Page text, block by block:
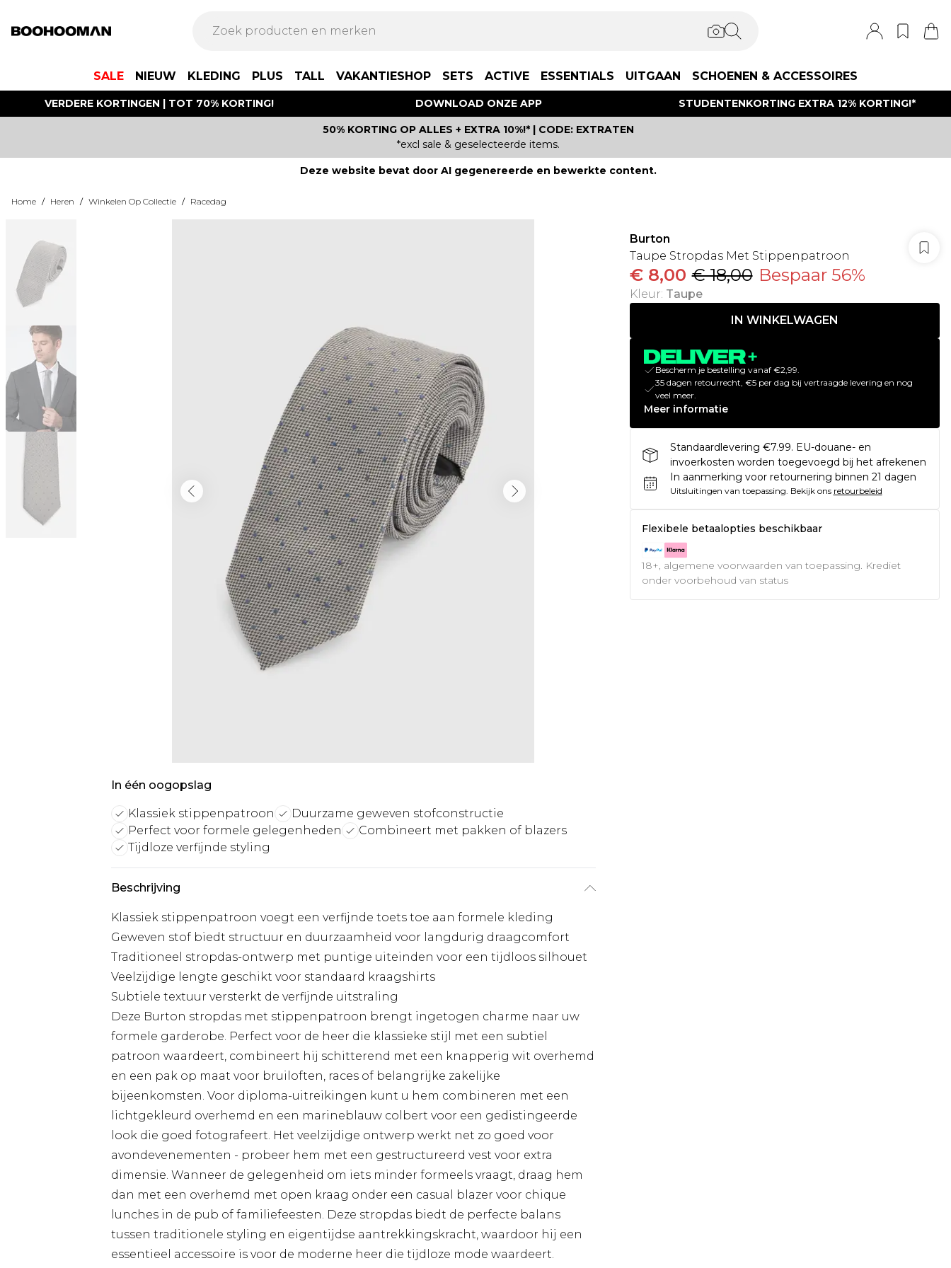
SALE NIEUW KLEDING PLUS TALL VAKANTIESHOP SETS ACTIVE ESSENTIALS UITGAAN SCHOENEN & ACCESSOIRES
VERDERE KORTINGEN | TOT 70% KORTING! DOWNLOAD ONZE APP STUDENTENKORTING EXTRA 12% KORTING!*
50% KORTING OP ALLES + EXTRA 10%!* | CODE: EXTRATEN
*excl sale & geselecteerde items.
Deze website bevat door AI gegenereerde en bewerkte content.
Home / Heren / Winkelen Op Collectie / Racedag
In één oogopslag
Klassiek stippenpatroon
Duurzame geweven stofconstructie
Perfect voor formele gelegenheden
Combineert met pakken of blazers
Tijdloze verfijnde styling
Beschrijving
Klassiek stippenpatroon voegt een verfijnde toets toe aan formele kleding
Geweven stof biedt structuur en duurzaamheid voor langdurig draagcomfort
Traditioneel stropdas-ontwerp met puntige uiteinden voor een tijdloos silhouet
Veelzijdige lengte geschikt voor standaard kraagshirts
Subtiele textuur versterkt de verfijnde uitstraling
Deze Burton stropdas met stippenpatroon brengt ingetogen charme naar uw
formele garderobe. Perfect voor de heer die klassieke stijl met een subtiel
patroon waardeert, combineert hij schitterend met een knapperig wit overhemd
en een pak op maat voor bruiloften, races of belangrijke zakelijke
bijeenkomsten. Voor diploma-uitreikingen kunt u hem combineren met een
lichtgekleurd overhemd en een marineblauw colbert voor een gedistingeerde
look die goed fotografeert. Het veelzijdige ontwerp werkt net zo goed voor
avondevenementen - probeer hem met een gestructureerd vest voor extra
dimensie. Wanneer de gelegenheid om iets minder formeels vraagt, draag hem
dan met een overhemd met open kraag onder een casual blazer voor chique
lunches in de pub of familiefeesten. Deze stropdas biedt de perfecte balans
tussen traditionele styling en eigentijdse aantrekkingskracht, waardoor hij een
essentieel accessoire is voor de moderne heer die tijdloze mode waardeert.
Burton
Taupe Stropdas Met Stippenpatroon
€ 8,00 € 18,00 Bespaar 56%
Kleur: Taupe
IN WINKELWAGEN
Bescherm je bestelling vanaf €2,99.
35 dagen retourrecht, €5 per dag bij vertraagde levering en nog
veel meer.
Meer informatie
Standaardlevering €7.99. EU-douane- en
invoerkosten worden toegevoegd bij het afrekenen
In aanmerking voor retournering binnen 21 dagen
Uitsluitingen van toepassing. Bekijk ons retourbeleid
Flexibele betaalopties beschikbaar
18+, algemene voorwaarden van toepassing. Krediet
onder voorbehoud van status